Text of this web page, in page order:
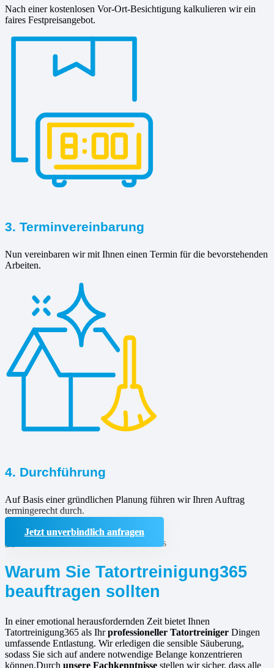
Nach einer kostenlosen Vor-Ort-Besichtigung kalkulieren wir ein
faires Festpreisangebot.
3. Terminvereinbarung
Nun vereinbaren wir mit Ihnen einen Termin für die bevorstehenden
Arbeiten.
4. Durchführung
Auf Basis einer gründlichen Planung führen wir Ihren Auftrag
termingerecht durch.
Jetzt unverbindlich anfragen
Warum Sie Tatortreinigung365
beauftragen sollten
In einer emotional herausfordernden Zeit bietet Ihnen
Tatortreinigung365 als Ihrprofessioneller Tatortreiniger Dingen
umfassende Entlastung. Wir erledigen die sensible Säuberung,
sodass Sie sich auf andere notwendige Belange konzentrieren
können.Durch unsere Fachkenntnisse stellen wir sicher, dass alle